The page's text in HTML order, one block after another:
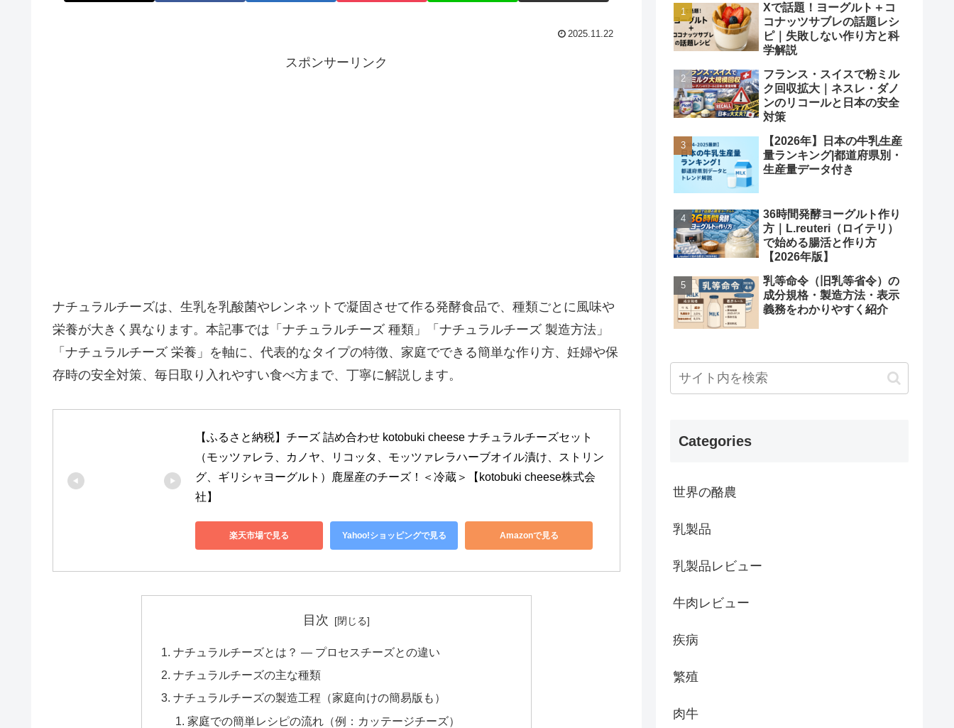
2025.11.22
スポンサーリンク
ナチュラルチーズは、生乳を乳酸菌やレンネットで凝固させて作る発酵食品で、種類ごとに風味や
栄養が大きく異なります。本記事では「ナチュラルチーズ 種類」「ナチュラルチーズ 製造方法」
「ナチュラルチーズ 栄養」を軸に、代表的なタイプの特徴、家庭でできる簡単な作り方、妊婦や保
存時の安全対策、毎日取り入れやすい食べ方まで、丁寧に解説します。
【ふるさと納税】チーズ 詰め合わせ kotobuki cheese ナチュラルチーズセット
（モッツァレラ、カノヤ、リコッタ、モッツァレラハーブオイル漬け、ストリン
グ、ギリシャヨーグルト）鹿屋産のチーズ！＜冷蔵＞【kotobuki cheese株式会
社】
楽天市場で見る Yahoo!ショッピングで見る Amazonで見る
目次
ナチュラルチーズとは？ — プロセスチーズとの違い
ナチュラルチーズの主な種類
ナチュラルチーズの製造工程（家庭向けの簡易版も）
家庭での簡単レシピの流れ（例：カッテージチーズ）
Xで話題！ヨーグルト＋コ
コナッツサブレの話題レシ
ピ｜失敗しない作り方と科
学解説
フランス・スイスで粉ミル
ク回収拡大｜ネスレ・ダノ
ンのリコールと日本の安全
対策
【2026年】日本の牛乳生産
量ランキング|都道府県別・
生産量データ付き
36時間発酵ヨーグルト作り
方｜L.reuteri（ロイテリ）
で始める腸活と作り方
【2026年版】
乳等命令（旧乳等省令）の
成分規格・製造方法・表示
義務をわかりやすく紹介
Categories
世界の酪農
乳製品
乳製品レビュー
牛肉レビュー
疾病
繁殖
肉牛